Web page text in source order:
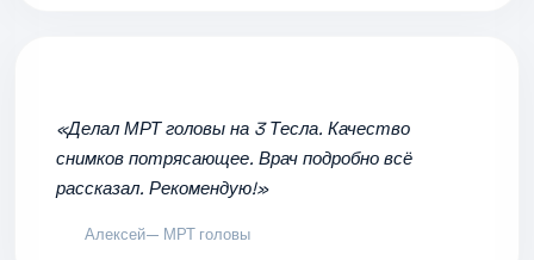
«Делал МРТ головы на 3 Тесла. Качество
снимков потрясающее. Врач подробно всё
рассказал. Рекомендую!»
Алексей— МРТ головы